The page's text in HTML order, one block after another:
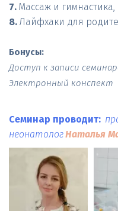
7. Массаж и гимнастика,
8. Лайфхаки для
Бонусы:
Доступ к записи
Электронный конспект
Семинар проводит:
неонатологНаталья